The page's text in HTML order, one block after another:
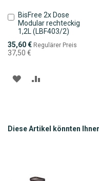
BisFree 2x Dose
Modular rechteckig
1,2L (LBF403/2)
Sonderpreis
35,60 € Regulärer Preis
37,50 €
In
den
Warenkorb
ZUR
Diese Artikel könnten